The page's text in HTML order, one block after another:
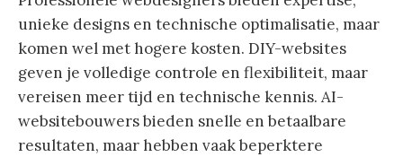
unieke designs en technische optimalisatie, maar
komen wel met hogere kosten. DIY-websites
geven je volledige controle en flexibiliteit, maar
vereisen meer tijd en technische kennis. AI-
websitebouwers bieden snelle en betaalbare
resultaten, maar hebben vaak beperktere